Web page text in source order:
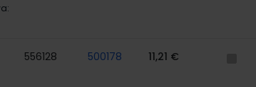
556128 500178 11,21 €